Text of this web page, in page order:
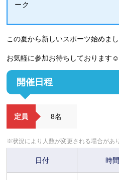
ーク
この夏から新しいスポーツ始めま
お気軽に参加お待ちしております☺
開催日程
定員 8名
※状況により人数が変更される場合があ
日付 時間